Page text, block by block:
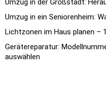
Umzug in der Großstadt:
Umzug in ein Seniorenheim:
Lichtzonen im Haus planen –
Gerätereparatur:
auswählen